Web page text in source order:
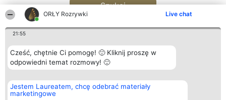
ORŁY Rozrywki Live chat
21:55
Cześć, chętnie Ci pomogę! 🙂 Kliknij proszę w
odpowiedni temat rozmowy! 🙂
Jestem Laureatem, chcę odebrać materiały
marketingowe
Szukaj
Organizator plebiscytu
Bright Side Solutions sp. z o.
o. sp. k.
Plebiscyt
Laureaci
Kontakt
Kontakt